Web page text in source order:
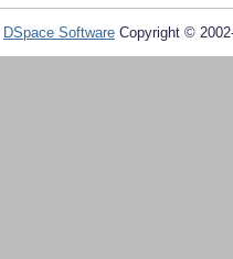
DSpace Software Copyright ©